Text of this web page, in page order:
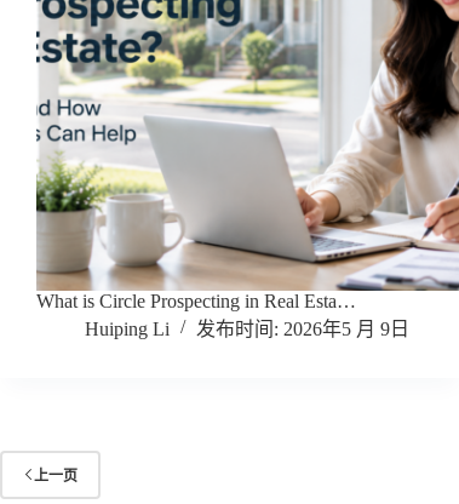
What is Circle Prospecting in Real Esta…
Huiping Li
2026年5 月 9日
上一页